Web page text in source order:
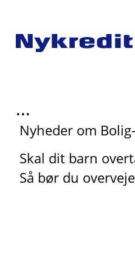
...
Nyheder om
Skal dit barn
Så bør du